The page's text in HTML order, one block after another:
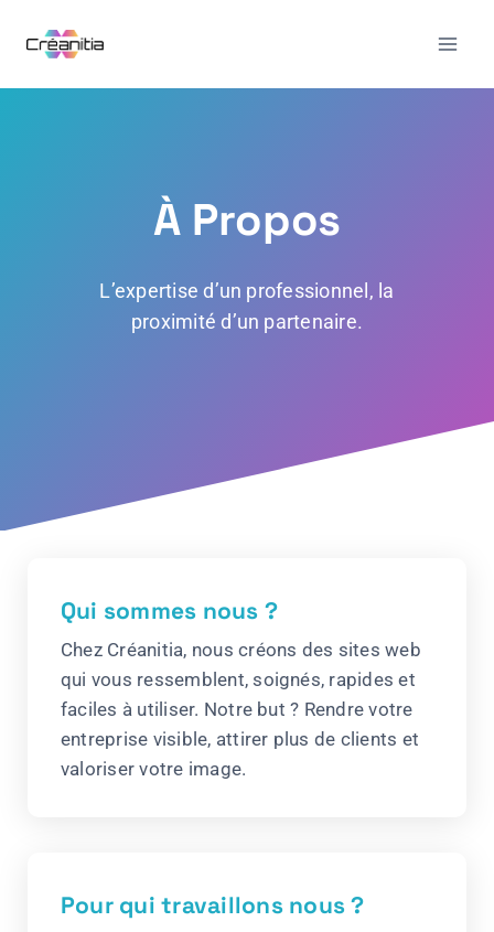
À Propos
L’expertise d’un professionnel, la
proximité d’un partenaire.
Qui sommes nous ?
Chez Créanitia, nous créons des sites web
qui vous ressemblent, soignés, rapides et
faciles à utiliser. Notre but ? Rendre votre
entreprise visible, attirer plus de clients et
valoriser votre image.
Pour qui travaillons nous ?